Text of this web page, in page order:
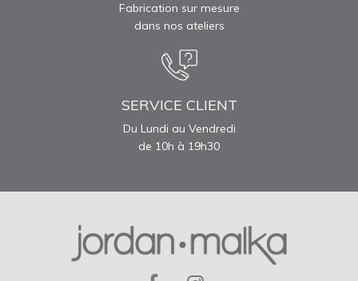
Fabrication sur mesure
dans nos ateliers
SERVICE CLIENT
Du Lundi au Vendredi
de 10h à 19h30